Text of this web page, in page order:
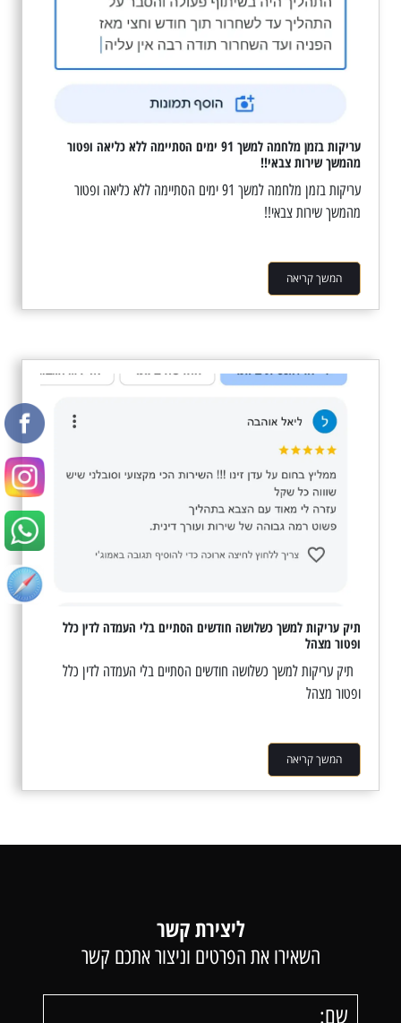
עריקות בזמן מלחמה למשך 91 ימים הסתיימה ללא כליאה ופטור
מהמשך שירות צבאי!!
עריקות בזמן מלחמה למשך 91 ימים הסתיימה ללא כליאה ופטור
מהמשך שירות צבאי!!
המשך קריאה
תיק עריקות למשך כשלושה חודשים הסתיים בלי העמדה לדין כלל
ופטור מצהל
תיק עריקות למשך כשלושה חודשים הסתיים בלי העמדה לדין כלל
ופטור מצהל
המשך קריאה
ליצירת קשר
השאירו את הפרטים וניצור אתכם קשר